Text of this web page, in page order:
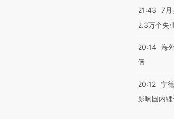
21:43
7月
2.3万个失
20:14 海
倍
20:12 宁
影响国内